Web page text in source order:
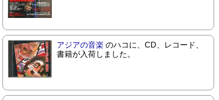
アジアの音楽 のハコに、CD、レコード、
書籍が入荷しました。